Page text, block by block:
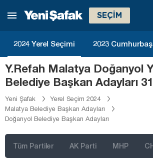
SEÇİM
2024 Yerel Seçimi 2023
Y.Refah Malatya Doğanyol
Belediye Başkan Adayları
Yeni Şafak
Yerel Seçim 2024
Malatya Belediye Başkan Adayları
Doğanyol Belediye Başkan Adayları
Tüm Partiler AK Parti MHP
Kastamonu
Kırklareli
Kırşehir
Kilis
Kocaeli
Kütahya